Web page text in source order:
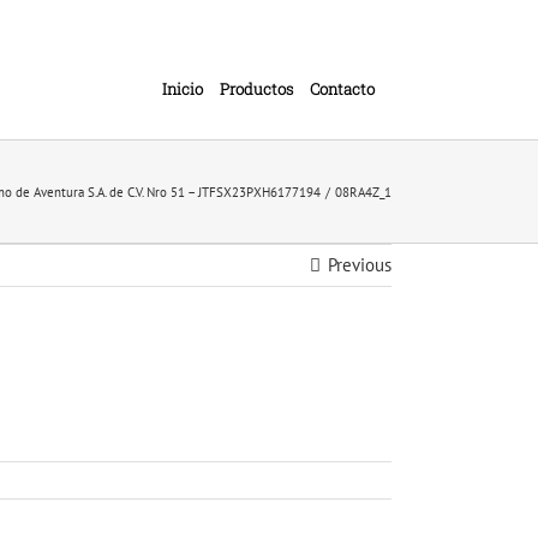
Inicio Productos Contacto
de Aventura S.A. de C.V. Nro 51 – JTFSX23PXH6177194 08RA4Z_1
Previous